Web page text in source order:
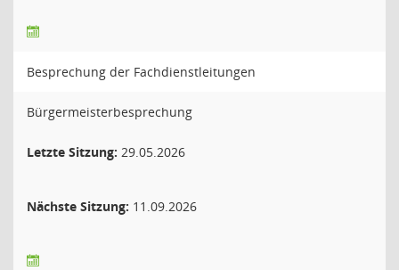
Besprechung der Fachdienstleitungen
Bürgermeisterbesprechung
Letzte Sitzung: 29.05.2026
Nächste Sitzung: 11.09.2026